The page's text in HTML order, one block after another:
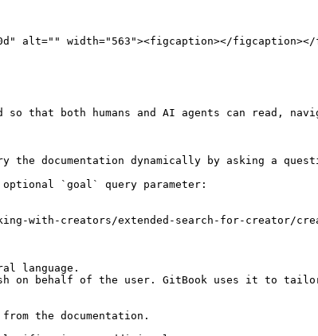
alt="" width="563"><figcaption></
that both humans and AI agents can read,
documentation dynamically by asking a
optional `goal` query parameter:
with-creators/extended-search-for-creator/
language.
on behalf of the user. GitBook uses it to tailor
the documentation.